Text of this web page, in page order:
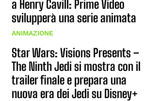
a Henry Cavill: Prime Video
svilupperà una serie animata
ANIMAZIONE
Star Wars: Visions Presents –
The Ninth Jedi si mostra con il
trailer finale e prepara una
nuova era dei Jedi su Disney+